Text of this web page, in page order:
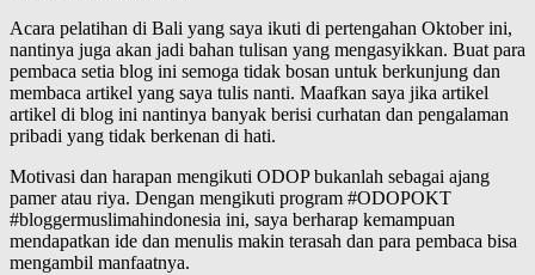
Acara pelatihan di Bali yang saya ikuti di pertengahan Oktober ini,
nantinya juga akan jadi bahan tulisan yang mengasyikkan. Buat para
pembaca setia blog ini semoga tidak bosan untuk berkunjung dan
membaca artikel yang saya tulis nanti. Maafkan saya jika artikel
artikel di blog ini nantinya banyak berisi curhatan dan pengalaman
pribadi yang tidak berkenan di hati.
Motivasi dan harapan mengikuti ODOP bukanlah sebagai ajang
pamer atau riya. Dengan mengikuti program #ODOPOKT
#bloggermuslimahindonesia ini, saya berharap kemampuan
mendapatkan ide dan menulis makin terasah dan para pembaca bisa
mengambil manfaatnya.